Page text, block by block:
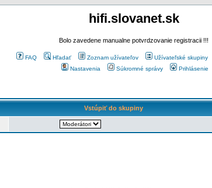
hifi.slovanet.sk
Bolo zavedene manualne potvrdzovanie registracii !!!
FAQ Hľadať Zoznam užívateľov Užívateľské skupiny
Nastavenia
Súkromné správy Prihlásenie
Vstúpiť do skupiny